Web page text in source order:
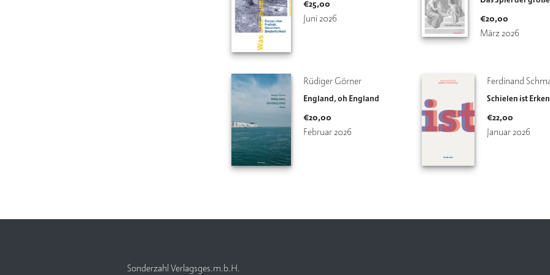
€25,00
Juni 2026
€20,00
März 2026
Rüdiger Görner
England, oh England
€20,00
Februar 2026
Ferdinand
Schielen ist
€22,00
Januar 2026
Sonderzahl Verlagsges.m.b.H.